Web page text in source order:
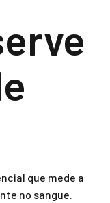
que mede a
no sangue.